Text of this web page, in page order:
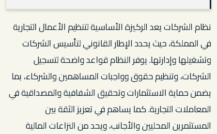
نظام الشركات يعد الركيزة الأساسية لتنظيم الأعمال التجارية
في المملكة، حيث يحدد الإطار القانوني لتأسيس الشركات
وتشغيلها وإدارتها. يوفر النظام قواعد واضحة لتسجيل
الشركات، وتنظيم حقوق وواجبات المساهمين والشركاء، بما
يضمن حماية الاستثمارات وتحقيق الشفافية والمصداقية في
المعاملات التجارية. كما يساهم في تعزيز الثقة بين
المستثمرين المحليين والأجانب، ويحد من النزاعات المالية